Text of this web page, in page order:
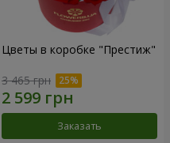
Цветы в коробке "Престиж"
3 465 грн
Заказать